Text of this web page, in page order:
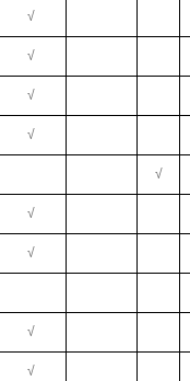
√
√
√
√
√
√
√
√
√